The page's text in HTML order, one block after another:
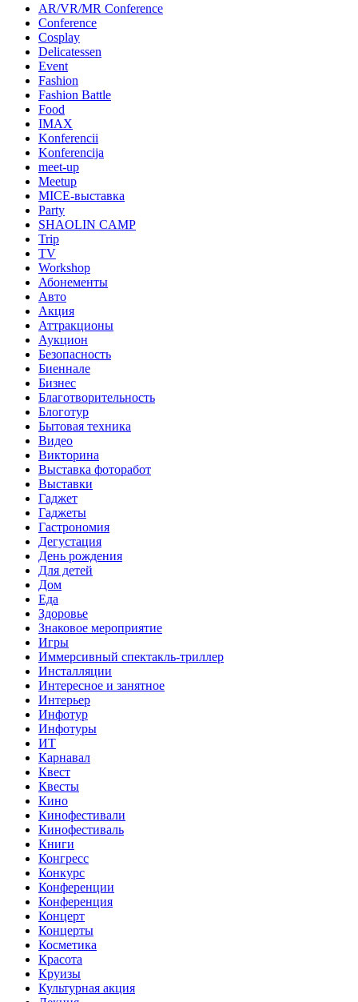
AR/VR/MR Conference
Conference
Cosplay
Delicatessen
Event
Fashion
Fashion Battle
Food
IMAX
Konferencii
Konferencija
meet-up
Meetup
MICE-выставка
Party
SHAOLIN CAMP
Trip
TV
Workshop
Абонементы
Авто
Акция
Аттракционы
Аукцион
Безопасность
Биеннале
Бизнес
Благотворительность
Блоготур
Бытовая техника
Видео
Викторина
Выставка фоторабот
Выставки
Гаджет
Гаджеты
Гастрономия
Дегустация
День рождения
Для детей
Дом
Еда
Здоровье
Знаковое мероприятие
Игры
Иммерсивный спектакль-триллер
Инсталляции
Интересное и занятное
Интерьер
Инфотур
Инфотуры
ИТ
Карнавал
Квест
Квесты
Кино
Кинофестивали
Кинофестиваль
Книги
Конгресс
Конкурс
Конференции
Конференция
Концерт
Концерты
Косметика
Красота
Круизы
Культурная акция